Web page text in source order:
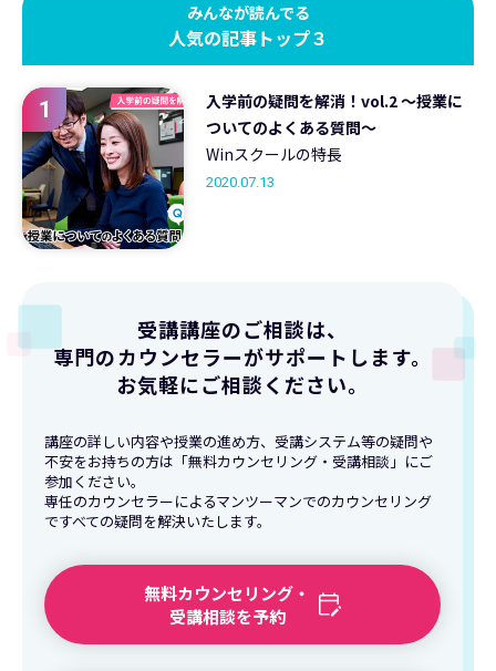
みんなが読んでる
人気の記事トップ３
1
入学前の疑問を解消！vol.2 ～授業に
ついてのよくある質問～
Winスクールの特長
2020.07.13
受講講座のご相談は、
専門のカウンセラーがサポートします。
お気軽にご相談ください。
講座の詳しい内容や授業の進め方、受講システム等の疑問や
不安をお持ちの方は「無料カウンセリング・受講相談」にご
参加ください。
専任のカウンセラーによるマンツーマンでのカウンセリング
ですべての疑問を解決いたします。
無料カウンセリング・
受講相談を予約